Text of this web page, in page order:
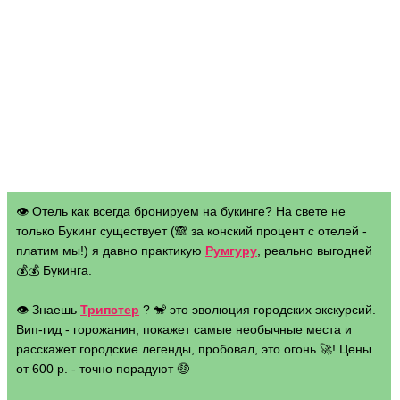
👁 Отель как всегда бронируем на букинге? На свете не
только Букинг существует (🙈 за конский процент с отелей -
платим мы!) я давно практикую Румгуру , реально выгодней
💰💰 Букинга.
👁 Знаешь Трипстер ? 🐒 это эволюция городских экскурсий.
Вип-гид - горожанин, покажет самые необычные места и
расскажет городские легенды, пробовал, это огонь 🚀! Цены
от 600 р. - точно порадуют 🤑